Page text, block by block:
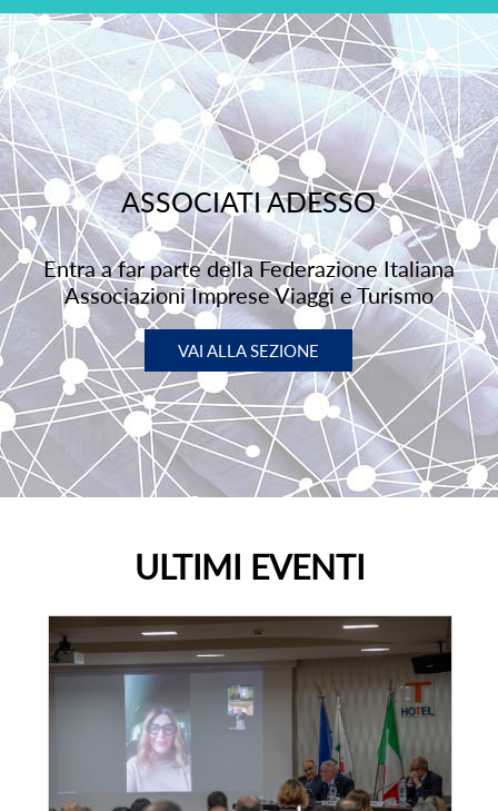
ASSOCIATI ADESSO
Entra a far parte della Federazione Italiana
Associazioni Imprese Viaggi e Turismo
VAI ALLA SEZIONE
ULTIMI EVENTI